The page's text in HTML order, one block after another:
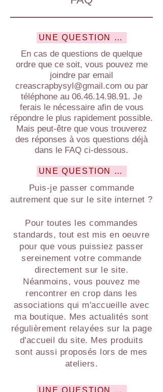
UNE QUESTION ? BESOIN
En cas de questions de quelque
ordre que ce soit, vous pouvez me
joindre par email
creascrapbysyl@gmail.com ou par
téléphone au 06.46.14.98.91. Je
ferais le nécessaire afin de vous
répondre le plus rapidement possible.
Mais peut-être que vous trouverez
des réponses à vos questions déjà
dans le FAQ ci-dessous.
UNE QUESTION SUR MA
Puis-je passer commande
autrement que sur le site internet ?
Pour toutes les commandes
standards, tout est mis en oeuvre
pour que vous puissiez passer
sereinement votre commande
directement sur le site.
Néanmoins, vous pouvez me
rencontrer en crop dans les
associations qui m'accueille avec
ma boutique. Mes actualités sont
régulièrement relayées sur la page
d'accueil du site. Mes produits
sont aussi proposés lors de mes
ateliers.
UNE QUESTION SUR LE